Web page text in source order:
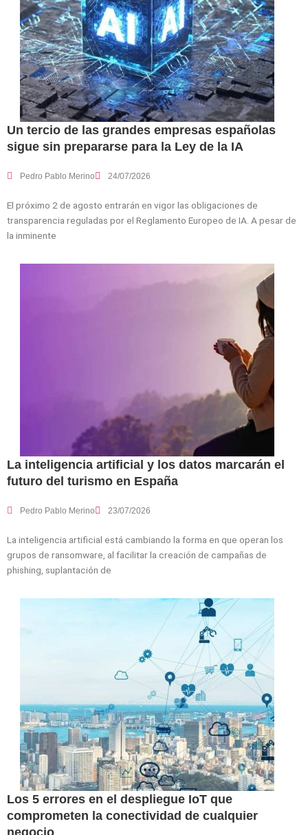
Un tercio de las grandes empresas españolas
sigue sin prepararse para la Ley de la IA
Pedro Pablo Merino 24/07/2026
El próximo 2 de agosto entrarán en vigor las obligaciones de
transparencia reguladas por el Reglamento Europeo de IA. A pesar de
la inminente
La inteligencia artificial y los datos marcarán el
futuro del turismo en España
Pedro Pablo Merino 23/07/2026
La inteligencia artificial está cambiando la forma en que operan los
grupos de ransomware, al facilitar la creación de campañas de
phishing, suplantación de
Los 5 errores en el despliegue IoT que
comprometen la conectividad de cualquier
negocio